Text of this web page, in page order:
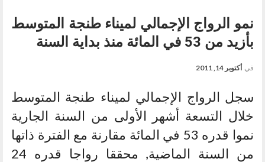
نمو الرواج الإجمالي لميناء طنجة المتوسط
بأزيد من 53 في المائة منذ بداية السنة
في أكتوبر 14, 2011
سجل الرواج الإجمالي لميناء طنجة المتوسط
خلال التسعة أشهر الأولى من السنة الجارية
نموا قدره 53 في المائة مقارنة مع الفترة ذاتها
من السنة الماضية, محققا رواجا قدره 24